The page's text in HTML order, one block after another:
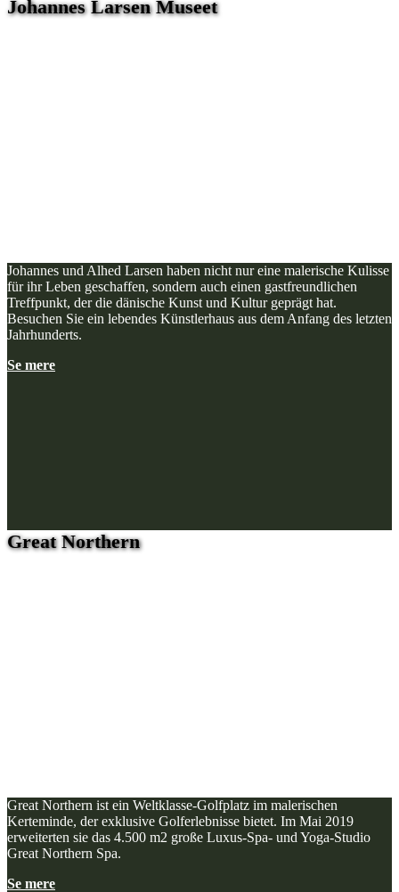
Johannes Larsen Museet
Johannes und Alhed Larsen haben nicht nur eine malerische Kulisse
für ihr Leben geschaffen, sondern auch einen gastfreundlichen
Treffpunkt, der die dänische Kunst und Kultur geprägt hat.
Besuchen Sie ein lebendes Künstlerhaus aus dem Anfang des letzten
Jahrhunderts.
Se mere
Great Northern
Great Northern ist ein Weltklasse-Golfplatz im malerischen
Kerteminde, der exklusive Golferlebnisse bietet. Im Mai 2019
erweiterten sie das 4.500 m2 große Luxus-Spa- und Yoga-Studio
Great Northern Spa.
Se mere